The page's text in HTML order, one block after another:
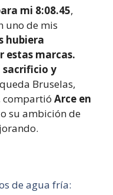
mi 8:08.45,
uno de mis
hubiera
estas marcas.
sacrificio y
Bruselas,
compartió Arce en
su ambición de
de agua fría: